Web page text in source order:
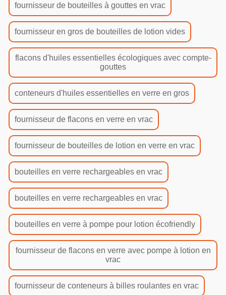
fournisseur de bouteilles à gouttes en vrac
fournisseur en gros de bouteilles de lotion vides
flacons d'huiles essentielles écologiques avec compte-
gouttes
conteneurs d'huiles essentielles en verre en gros
fournisseur de flacons en verre en vrac
fournisseur de bouteilles de lotion en verre en vrac
bouteilles en verre rechargeables en vrac
bouteilles en verre rechargeables en vrac
bouteilles en verre à pompe pour lotion écofriendly
fournisseur de flacons en verre avec pompe à lotion en
vrac
fournisseur de conteneurs à billes roulantes en vrac